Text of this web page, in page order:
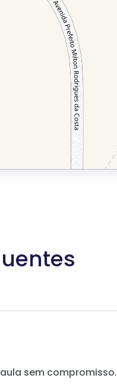
sem compromisso.